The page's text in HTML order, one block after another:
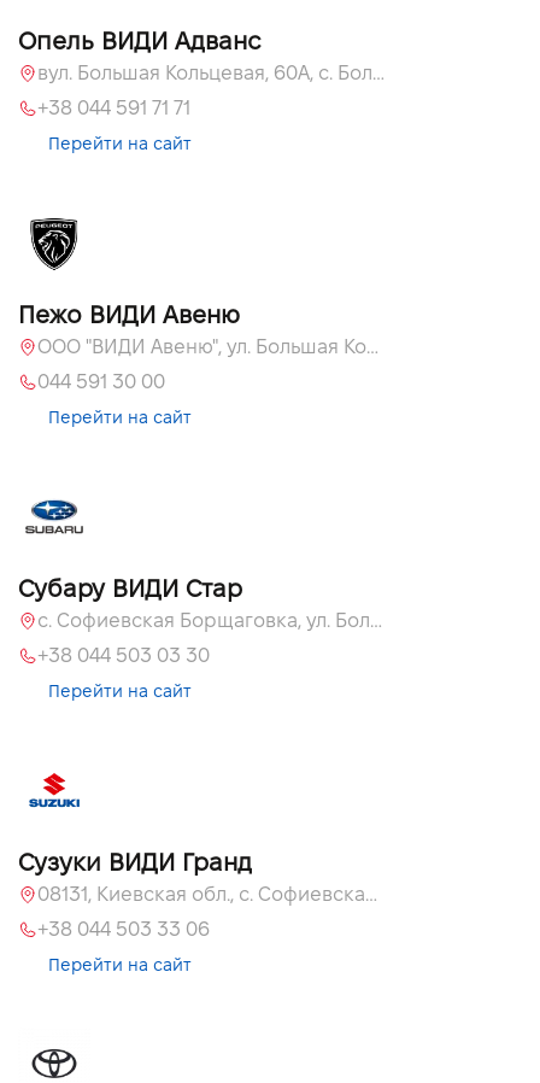
Опель ВИДИ Адванс
вул. Большая Кольцевая, 60А, с. Большая Кольцевая
+38 044 591 71 71
Перейти на сайт
Пежо ВИДИ Авеню
ООО "ВИДИ Авеню", ул. Большая Кольцевая, 60
044 591 30 00
Перейти на сайт
Субару ВИДИ Стар
с. Софиевская Борщаговка, ул. Большая Окружная, 60 А
+38 044 503 03 30
Перейти на сайт
Сузуки ВИДИ Гранд
08131, Киевская обл., с. Софиевская Борщаговка, ул. Большая Кольцевая, 60
+38 044 503 33 06
Перейти на сайт